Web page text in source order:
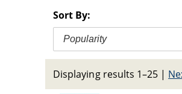
Sort By:
Popularity
Displaying results 1–25 |